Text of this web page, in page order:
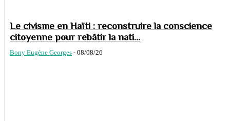
Le civisme en Haïti : reconstruire la conscience
citoyenne pour rebâtir la nati...
Bony Eugène Georges - 08/08/26